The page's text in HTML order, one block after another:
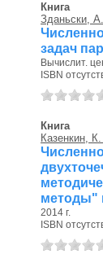
Книга
Зданьски,
задач
Вычислит.
ISBN
Книга
Казенкин,
методы"
2014 г.
ISBN